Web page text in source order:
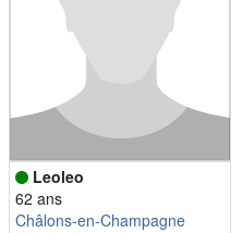
Leoleo
62 ans
Châlons-en-Champagne